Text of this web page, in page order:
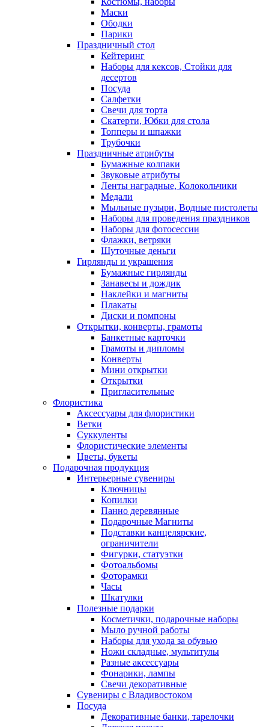
Маски
Ободки
Парики
Праздничный стол
Кейтеринг
Наборы для кексов, Стойки для
десертов
Посуда
Салфетки
Свечи для торта
Скатерти, Юбки для стола
Топперы и шпажки
Трубочки
Праздничные атрибуты
Бумажные колпаки
Звуковые атрибуты
Ленты наградные, Колокольчики
Медали
Мыльные пузыри, Водные пистолеты
Наборы для проведения праздников
Наборы для фотосессии
Флажки, ветряки
Шуточные деньги
Гирлянды и украшения
Бумажные гирлянды
Занавесы и дождик
Наклейки и магниты
Плакаты
Диски и помпоны
Открытки, конверты, грамоты
Банкетные карточки
Грамоты и дипломы
Конверты
Мини открытки
Открытки
Пригласительные
Флористика
Аксессуары для флористики
Ветки
Суккуленты
Флористические элементы
Цветы, букеты
Подарочная продукция
Интерьерные сувениры
Ключницы
Копилки
Панно деревянные
Подарочные Магниты
Подставки канцелярские,
ограничители
Фигурки, статуэтки
Фотоальбомы
Фоторамки
Часы
Шкатулки
Полезные подарки
Косметички, подарочные наборы
Мыло ручной работы
Наборы для ухода за обувью
Ножи складные, мультитулы
Разные аксессуары
Фонарики, лампы
Свечи декоративные
Сувениры с Владивостоком
Посуда
Декоративные банки, тарелочки